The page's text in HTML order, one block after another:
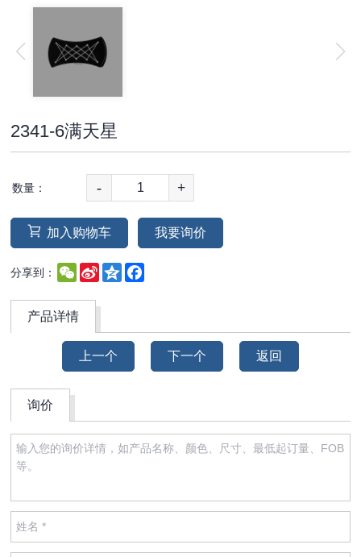
2341-6满天星
数量： - +
加入购物车 我要询价
分享到： WeChat
Sina
Weibo
Qzone
产品详情
上一个 下一个 返回
询价